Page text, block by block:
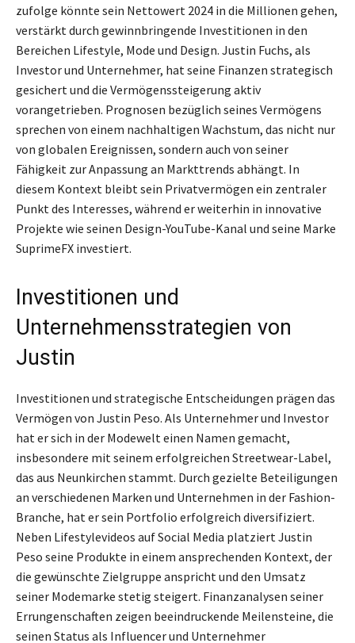
zufolge könnte sein Nettowert 2024 in die Millionen gehen,
verstärkt durch gewinnbringende Investitionen in den
Bereichen Lifestyle, Mode und Design. Justin Fuchs, als
Investor und Unternehmer, hat seine Finanzen strategisch
gesichert und die Vermögenssteigerung aktiv
vorangetrieben. Prognosen bezüglich seines Vermögens
sprechen von einem nachhaltigen Wachstum, das nicht nur
von globalen Ereignissen, sondern auch von seiner
Fähigkeit zur Anpassung an Markttrends abhängt. In
diesem Kontext bleibt sein Privatvermögen ein zentraler
Punkt des Interesses, während er weiterhin in innovative
Projekte wie seinen Design-YouTube-Kanal und seine Marke
SuprimeFX investiert.
Investitionen und
Unternehmensstrategien von
Justin
Investitionen und strategische Entscheidungen prägen das
Vermögen von Justin Peso. Als Unternehmer und Investor
hat er sich in der Modewelt einen Namen gemacht,
insbesondere mit seinem erfolgreichen Streetwear-Label,
das aus Neunkirchen stammt. Durch gezielte Beteiligungen
an verschiedenen Marken und Unternehmen in der Fashion-
Branche, hat er sein Portfolio erfolgreich diversifiziert.
Neben Lifestylevideos auf Social Media platziert Justin
Peso seine Produkte in einem ansprechenden Kontext, der
die gewünschte Zielgruppe anspricht und den Umsatz
seiner Modemarke stetig steigert. Finanzanalysen seiner
Errungenschaften zeigen beeindruckende Meilensteine, die
seinen Status als Influencer und Unternehmer